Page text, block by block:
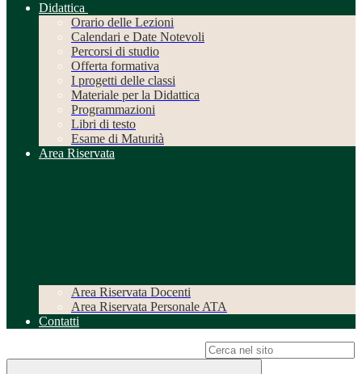
Didattica
Orario delle Lezioni
Calendari e Date Notevoli
Percorsi di studio
Offerta formativa
I progetti delle classi
Materiale per la Didattica
Programmazioni
Libri di testo
Esame di Maturità
Area Riservata
Area Riservata Docenti
Area Riservata Personale ATA
Contatti